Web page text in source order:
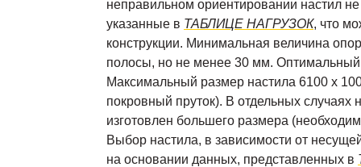
неправильном ориентировании настил не
указанные в ТАБЛИЦЕ НАГРУЗОК, что
конструкции. Минимальная величина
полосы, но не менее 30 мм.
Максимальный размер настила 6100 х
покровный пруток). В отдельных случаях
изготовлен большего размера
Выбор настила, в зависимости от
на основании данных, представленных в